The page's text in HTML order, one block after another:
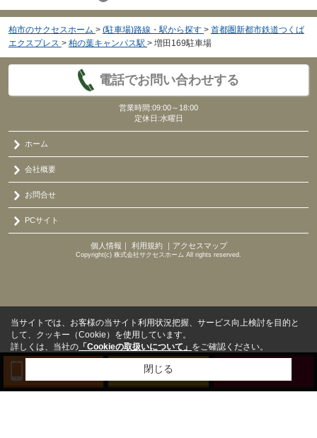
柏市のサクセスホーム > (駐車場)路線・駅から探す > 首都圏新都市鉄道つくば
エクスプレス > 柏の葉キャンパス駅 > 増田169駐車場
電話でお問い合わせする
営業時間:09:00～18:00
定休日:水曜日
ホーム
会社概要
お問合せ
PCサイト
個人情報 ｜ 利用規約｜ アクセスマップ
Copyright(c) 株式会社サクセスホーム All rights reserved.
来店予約
当サイトでは、お客様の当サイト利用状況把握、サービス向上検討を目的と
して、クッキー（Cookie）を使用しています。
詳しくは、当社の 「Cookieの取扱いについて」 をご確認ください。
閉じる